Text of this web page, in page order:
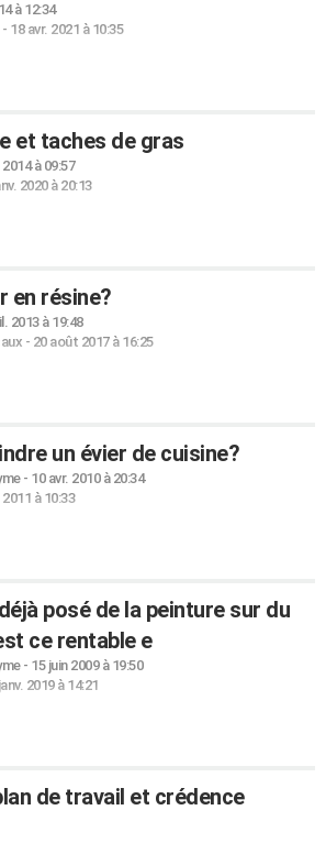
à 12:34
- 18 avr. 2021 à 10:35
et taches de gras
à 09:57
2020 à 20:13
en résine?
2013 à 19:48
- 20 août 2017 à 16:25
un évier de cuisine?
- 10 avr. 2010 à 20:34
2011 à 10:33
posé de la peinture sur du
ce rentable e
- 15 juin 2009 à 19:50
2019 à 14:21
de travail et crédence